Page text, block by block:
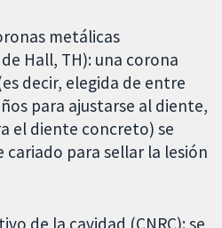
metálicas
Hall, TH): una corona
decir, elegida de entre
para ajustarse al diente,
el diente concreto) se
cariado para sellar la lesión
de la cavidad (CNRC): se